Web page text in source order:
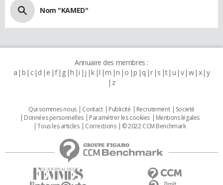
Nom "KAMED"
Annuaire des membres :
a b c d e f g h i j k l m n o p q r s t u v w x y
z
Qui sommes nous Contact Publicité Recrutement
Societé
Données personnelles
Paramétrer les cookies
Mentions légales
Tous les articles
Corrections © 2022 CCM Benchmark